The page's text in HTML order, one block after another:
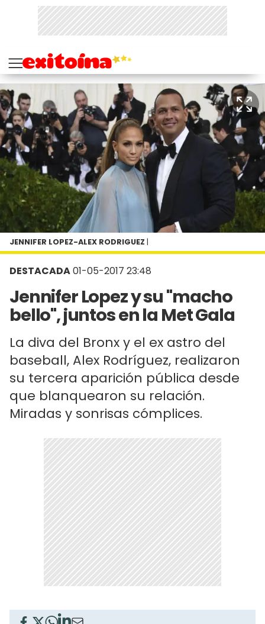
DESTACADA01-05-2017 23:48
Jennifer Lopez y su "macho
bello", juntos en la Met Gala
La diva del Bronx y el ex astro del
baseball, Alex Rodríguez, realizaron
su tercera aparición pública desde
que blanquearon su relación.
Miradas y sonrisas cómplices.
JENNIFER LOPEZ-ALEX RODRIGUEZ |